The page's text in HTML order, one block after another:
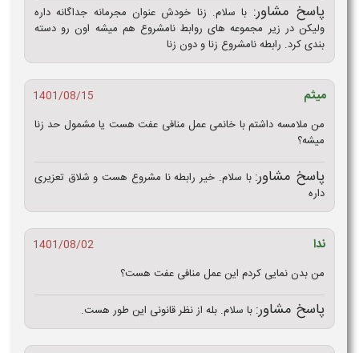
پاسخ مشاور: با سلام. زنا خودش عنوان مجرمانه جداگانه داره
ولیکن در زیر مجموعه های روابط نامشروع هم میشه اون رو دسته
بندی کرد. رابطه نامشروع زنا و دون زنا
میثم
1401/08/15
من ملامسه داشتم با خانمی عمل منافی عفت هست یا مشمول حد زنا
میشه؟
پاسخ مشاور: با سلام. خیر رابطه نا مشروع هست و شلاق تعزیری
داره
ندا
1401/08/02
من بدن نمایی کردم این عمل منافی عفت هست؟
پاسخ مشاور: با سلام. بله از نظر قانونی این طور هست.